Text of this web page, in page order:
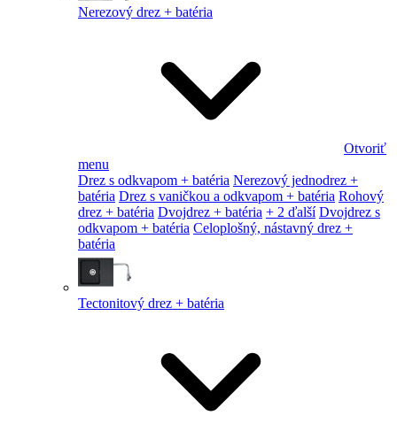
Nerezový drez + batéria
Otvoriť
menu
Drez s odkvapom + batéria Nerezový jednodrez +
batéria Drez s vaničkou a odkvapom + batéria Rohový
drez + batéria Dvojdrez + batéria + 2 ďalší Dvojdrez s
odkvapom + batéria Celoplošný, nástavný drez +
batéria
Tectonitový drez + batéria